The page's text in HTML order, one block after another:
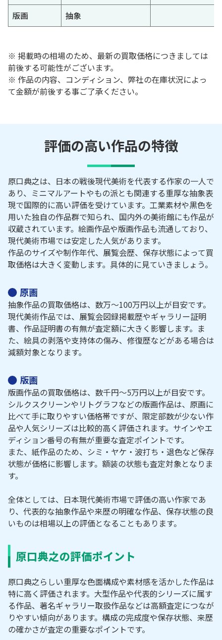
版画
抽象
※ 掲載時の相場のため、最新の買取価格につきましては
前後する可能性がございます。
※ 作品の内容、コンディション、弊社の在庫状況によっ
て金額が前後する事ご了承ください。
評価の高い作品の特徴
原口典之は、日本の戦後現代美術を代表する作家の一人で
あり、ミニマルアートやもの派とも関連する重厚な抽象表
現で国際的に高い評価を受けています。工業素材や黒色を
用いた独自の作品群で知られ、国内外の美術館にも作品が
収蔵されています。絵画作品や版画作品も流通しており、
現代美術市場では安定した人気があります。
作品のサイズや制作年代、展覧会歴、保存状態によって買
取価格は大きく変動します。具体的に見ていきましょう。
原画
抽象作品の買取価格は、数万～100万円以上が目安です。
現代美術作品では、展覧会図録掲載歴やギャラリー証明
書、作品証明書の有無が査定額に大きく影響します。ま
た、絵具の剥落や支持体の傷み、修復歴などがある場合は
減額対象となります。
版画
版画作品の買取価格は、数千円～5万円以上が目安です。
シルクスクリーンやリトグラフなどの版画作品は、原画に
比べて手に取りやすい価格帯ですが、限定部数が少ない作
品や人気シリーズは比較的高く評価されます。サインやエ
ディション番号の有無が重要な査定ポイントです。
また、紙作品のため、シミ・ヤケ・波打ち・退色など保存
状態が価格に影響します。額装の状態も査定対象となりま
す。
全体としては、日本現代美術市場で評価の高い作家であ
り、代表的な抽象作品や来歴の明確な作品、保存状態の良
いものは相場以上の評価となることもあります。
原口典之の評価ポイント
原口典之らしい重厚な色面構成や素材感を活かした作品は
特に高く評価されます。大型作品や代表的シリーズに属す
る作品、著名ギャラリー取扱作品などは高額査定につなが
りやすい傾向があります。構成の完成度や保存状態、来歴
の確かさが査定の重要なポイントです。